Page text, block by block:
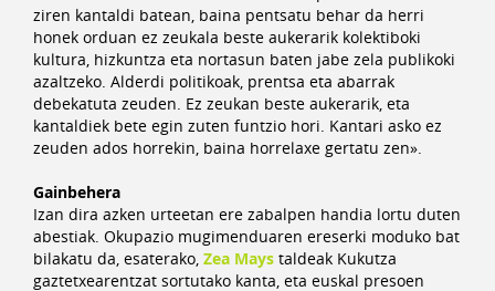
ziren kantaldi batean, baina pentsatu behar da herri
honek orduan ez zeukala beste aukerarik kolektiboki
kultura, hizkuntza eta nortasun baten jabe zela publikoki
azaltzeko. Alderdi politikoak, prentsa eta abarrak
debekatuta zeuden. Ez zeukan beste aukerarik, eta
kantaldiek bete egin zuten funtzio hori. Kantari asko ez
zeuden ados horrekin, baina horrelaxe gertatu zen».
Gainbehera
Izan dira azken urteetan ere zabalpen handia lortu duten
abestiak. Okupazio mugimenduaren ereserki moduko bat
bilakatu da, esaterako, Zea Mays taldeak Kukutza
gaztetxearentzat sortutako kanta, eta euskal presoen